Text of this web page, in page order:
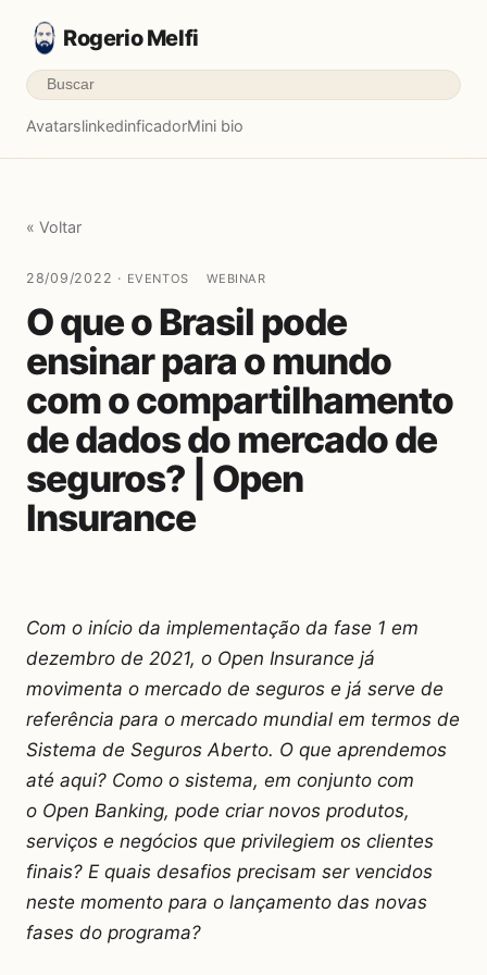
Rogerio Melfi
AvatarslinkedinficadorMini bio
« Voltar
28/09/2022 · EVENTOS WEBINAR
O que o Brasil pode
ensinar para o mundo
com o compartilhamento
de dados do mercado de
seguros? | Open
Insurance
Com o início da implementação da fase 1 em
dezembro de 2021, o Open Insurance já
movimenta o mercado de seguros e já serve de
referência para o mercado mundial em termos de
Sistema de Seguros Aberto. O que aprendemos
até aqui? Como o sistema, em conjunto com
o Open Banking, pode criar novos produtos,
serviços e negócios que privilegiem os clientes
finais? E quais desafios precisam ser vencidos
neste momento para o lançamento das novas
fases do programa?